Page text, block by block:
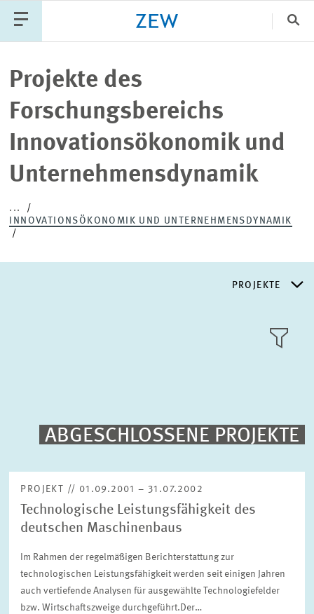
PUBLIKATIONEN TEAM
VERANSTALTUNGEN AKTUELLES
Projekte des
Forschungsbereichs
Innovationsökonomik und
Unternehmensdynamik
...
INNOVATIONSÖKONOMIK UND UNTERNEHMENSDYNAMIK
PROJEKTE
FORSCHUNGSSCHWERPUNKTE
PROJEKTE
TEAM & KONTAKT
KACHEL
Volltext-Suche
Sortierung
Nach Projektbeginn absteigend
Status
Bitte wählen Sie einen Status
ABGESCHLOSSENE PROJEKTE
PROJEKT // 01.09.2001 – 31.07.2002
Technologische Leistungsfähigkeit des
deutschen Maschinenbaus
Im Rahmen der regelmäßigen Berichterstattung zur
technologischen Leistungsfähigkeit werden seit einigen Jahren
auch vertiefende Analysen für ausgewählte Technologiefelder
bzw. Wirtschaftszweige durchgeführt.Der…